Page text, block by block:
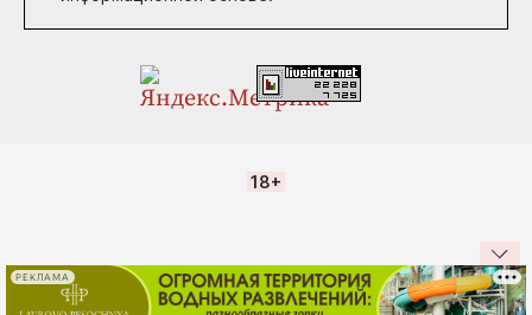
18+
РЕКЛАМА